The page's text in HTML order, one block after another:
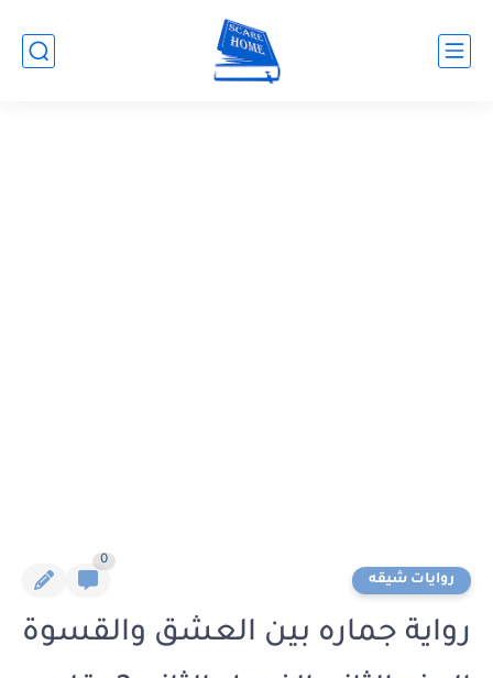
روايات شيقه
0
رواية جماره بين العشق والقسوة